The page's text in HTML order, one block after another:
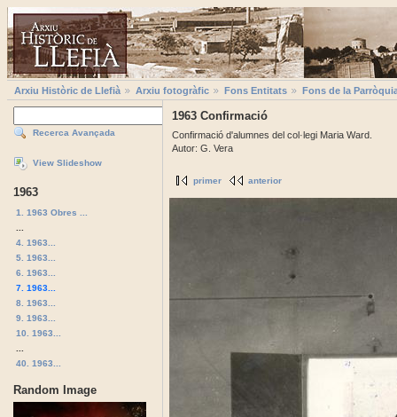
Arxiu Històric de Llefià Arxiu fotogràfic Fons Entitats Fons de la
Recerca Avançada
View Slideshow
1963
1. 1963 Obres ...
4. 1963...
5. 1963...
6. 1963...
7. 1963...
8. 1963...
9. 1963...
10. 1963...
40. 1963...
Random Image
1963 Confirmació
Confirmació d'alumnes del col·legi Maria Ward.
Autor: G. Vera
primer anterior